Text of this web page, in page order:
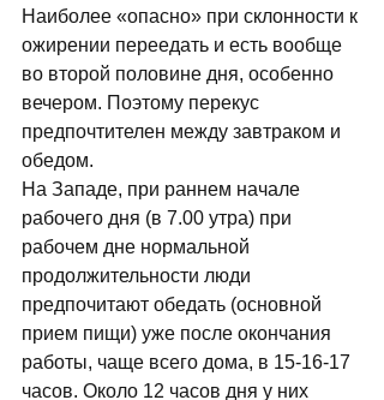
Наиболее «опасно» при склонности к
ожирении переедать и есть вообще
во второй половине дня, особенно
вечером. Поэтому перекус
предпочтителен между завтраком и
обедом.
На Западе, при раннем начале
рабочего дня (в 7.00 утра) при
рабочем дне нормальной
продолжительности люди
предпочитают обедать (основной
прием пищи) уже после окончания
работы, чаще всего дома, в 15-16-17
часов. Около 12 часов дня у них